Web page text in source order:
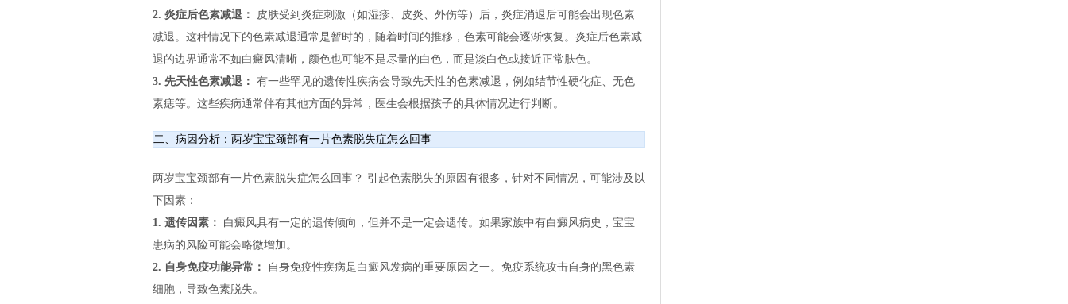
2. 炎症后色素减退：
皮肤受到炎症刺激（如湿疹、皮炎、外伤等）后，炎症消退后可能会出现色素
减退。这种情况下的色素减退通常是暂时的，随着时间的推移，色素可能会逐渐恢复。炎症后色素减
退的边界通常不如白癜风清晰，颜色也可能不是尽量的白色，而是淡白色或接近正常肤色。
3. 先天性色素减退： 有一些罕见的遗传性疾病会导致先天性的色素减退，例如结节性硬化症、无色
素痣等。这些疾病通常伴有其他方面的异常，医生会根据孩子的具体情况进行判断。
二、病因分析：两岁宝宝颈部有一片色素脱失症怎么回事
两岁宝宝颈部有一片色素脱失症怎么回事？ 引起色素脱失的原因有很多，针对不同情况，可能涉及以
下因素：
1. 遗传因素：
白癜风具有一定的遗传倾向，但并不是一定会遗传。如果家族中有白癜风病史，宝宝
患病的风险可能会略微增加。
2. 自身免疫功能异常：
自身免疫性疾病是白癜风发病的重要原因之一。免疫系统攻击自身的黑色素
细胞，导致色素脱失。